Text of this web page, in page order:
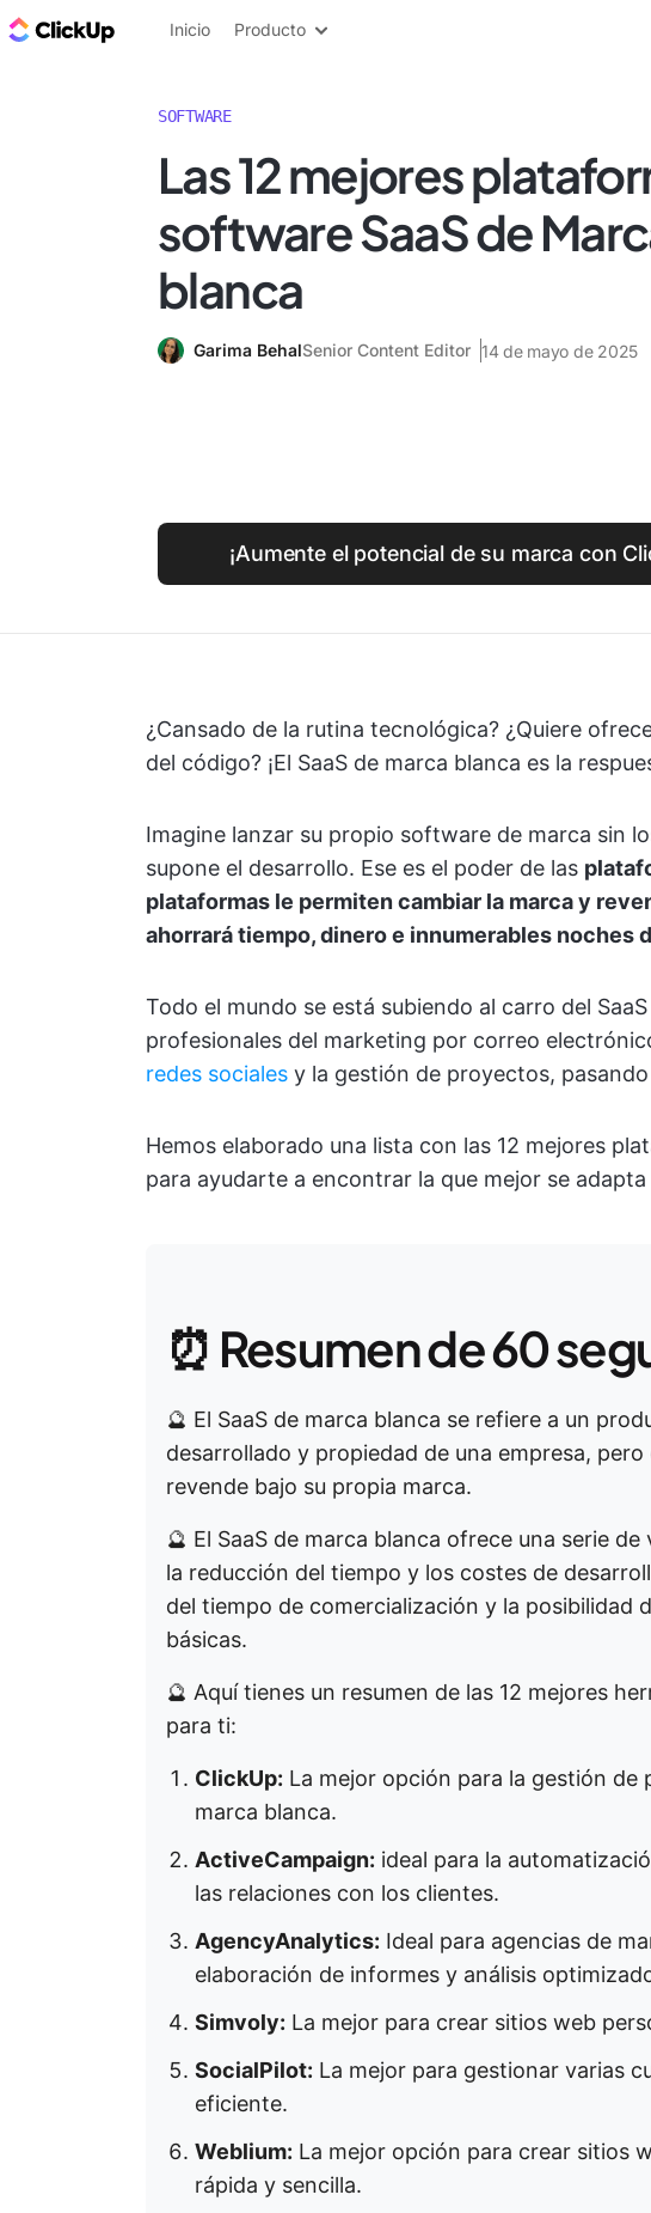
ClickUp Blog
Inicio Producto
SOFTWARE
Las 12 mejores
software SaaS de
blanca
Garima BehalSenior Content Editor 14 de mayo de 2025
¡Aumente el potencial de su marca con
¿Cansado de la rutina tecnológica? ¿Quiere
del código? ¡El SaaS de marca blanca es la
Imagine lanzar su propio software de marca sin
supone el desarrollo. Ese es el poder de las
plataformas le permiten cambiar la marca y
ahorrará tiempo, dinero e innumerables noches
Todo el mundo se está subiendo al carro del
profesionales del marketing por correo
redes sociales y la gestión de proyectos,
Hemos elaborado una lista con las 12 mejores
para ayudarte a encontrar la que mejor se adapta
⏰ Resumen de 60
🔮 El SaaS de marca blanca se refiere a un
desarrollado y propiedad de una empresa,
revende bajo su propia marca.
🔮 El SaaS de marca blanca ofrece una serie
la reducción del tiempo y los costes de
del tiempo de comercialización y la posibilidad
básicas.
🔮 Aquí tienes un resumen de las 12 mejores
para ti:
ClickUp: La mejor opción para la gestión
marca blanca.
ActiveCampaign: ideal para la
las relaciones con los clientes.
AgencyAnalytics: Ideal para agencias de
elaboración de informes y análisis
Simvoly: La mejor para crear sitios web
SocialPilot: La mejor para gestionar varias
eficiente.
Weblium: La mejor opción para crear sitios
rápida y sencilla.